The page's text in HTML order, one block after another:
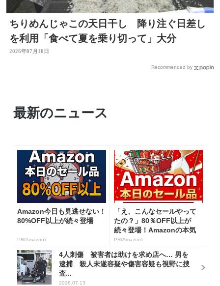
ちりめんじゃこの天日干し 降り注ぐ日差し
を利用「食べて夏を乗り切って」大分
2026年07月10日
Recommended by
最新のニュース
Amazon今日も見逃せない！
80%OFF以上が続々登場
PR(Amazon)
「え、こんなセールやって
たの？」80％OFF以上が
続々登場！Amazonの本気
が...
PR(Amazon)
4人刺傷 被害者は助けを求め店へ… 男を
逮捕 殺人未遂容疑や傷害容疑も視野に捜
査...
2026.07.13